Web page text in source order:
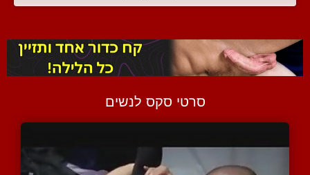
סרטי סקס לנשים